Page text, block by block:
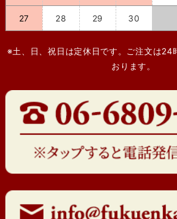
27 28 29 30
※土、日、祝日は定休日です。ご注文は24
おります。